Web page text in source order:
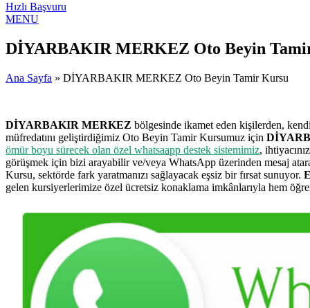
Hızlı Başvuru
MENU
DİYARBAKIR MERKEZ Oto Beyin
Ana Sayfa » DİYARBAKIR MERKEZ Oto Beyin Tamir Kursu
DİYARBAKIR MERKEZ bölgesinde ikamet eden kişilerden,
müfredatını geliştirdiğimiz Oto Beyin Tamir Kursumuz için
ömür boyu sürecek olan özel whatsaapp destek sistemimiz,
görüşmek için bizi arayabilir ve/veya WhatsApp üzerinden mesaj
Kursu, sektörde fark yaratmanızı sağlayacak eşsiz bir fırsat sunuyor.
gelen kursiyerlerimize özel ücretsiz konaklama imkânlarıyla hem